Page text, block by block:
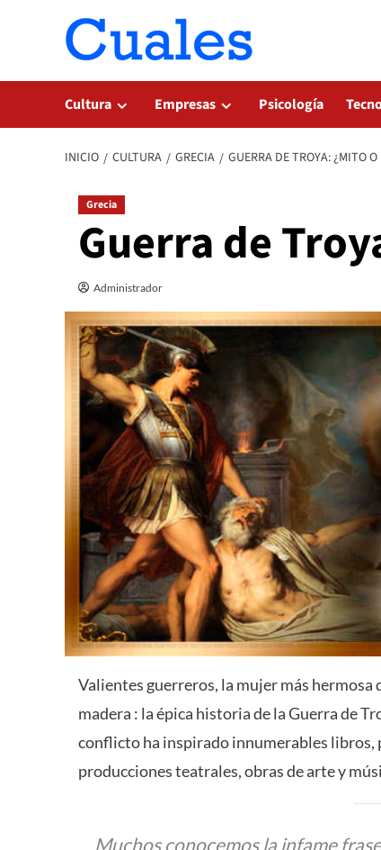
Cultura Empresas Psicología
INICIO CULTURA GRECIA GUERRA DE TROYA: ¿MITO
Grecia
Guerra de
Administrador
Valientes guerreros, la mujer más
madera : la épica historia de la Guerra de
conflicto ha inspirado innumerables libros,
producciones teatrales, obras de arte y
Muchos conocemos la infame